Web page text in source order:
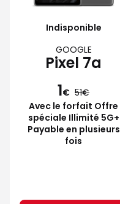
Indisponible
GOOGLE
Pixel 7a
1€ 51
Avec le forfait Offre
spéciale Illimité 5G+
Payable en plusieurs
fois